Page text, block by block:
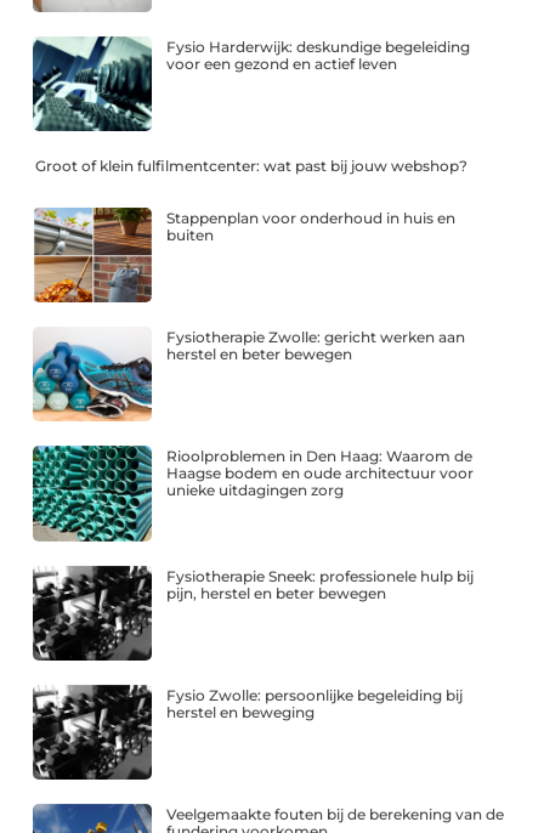
Fysio Harderwijk: deskundige begeleiding
voor een gezond en actief leven
Groot of klein fulfilmentcenter: wat past bij jouw webshop?
Stappenplan voor onderhoud in huis en
buiten
Fysiotherapie Zwolle: gericht werken aan
herstel en beter bewegen
Rioolproblemen in Den Haag: Waarom de
Haagse bodem en oude architectuur voor
unieke uitdagingen zorg
Fysiotherapie Sneek: professionele hulp bij
pijn, herstel en beter bewegen
Fysio Zwolle: persoonlijke begeleiding bij
herstel en beweging
Veelgemaakte fouten bij de berekening van de